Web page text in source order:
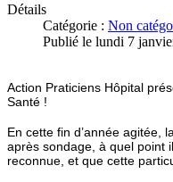
Détails
Catégorie : Non
Publié le lundi 7
Action Praticiens Hôpital
Santé !
En cette fin d’année agitée,
après sondage, à quel point
reconnue, et que cette